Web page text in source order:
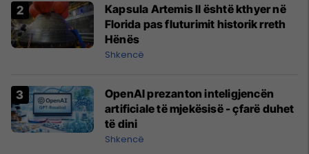
Kapsula Artemis II është kthyer në
Florida pas fluturimit historik rreth
Hënës
Shkencë
OpenAI prezanton inteligjencën
artificiale të mjekësisë - çfarë duhet
të dini
Shkencë